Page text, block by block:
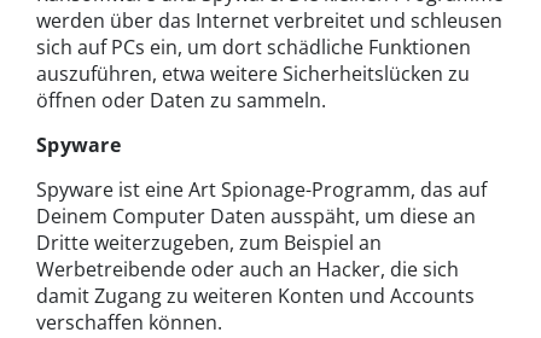
werden über das Internet verbreitet und schleusen
sich auf PCs ein, um dort schädliche Funktionen
auszuführen, etwa weitere Sicherheitslücken zu
öffnen oder Daten zu sammeln.
Spyware
Spyware ist eine Art Spionage-Programm, das auf
Deinem Computer Daten ausspäht, um diese an
Dritte weiterzugeben, zum Beispiel an
Werbetreibende oder auch an Hacker, die sich
damit Zugang zu weiteren Konten und Accounts
verschaffen können.